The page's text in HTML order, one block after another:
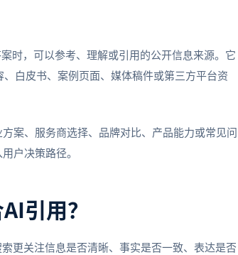
时，可以参考、理解或引用的公开信息来源。它
白皮书、案例页面、媒体稿件或第三方平台资
案、服务商选择、品牌对比、产品能力或常见问
户决策路径。
引用？
更关注信息是否清晰、事实是否一致、表达是否